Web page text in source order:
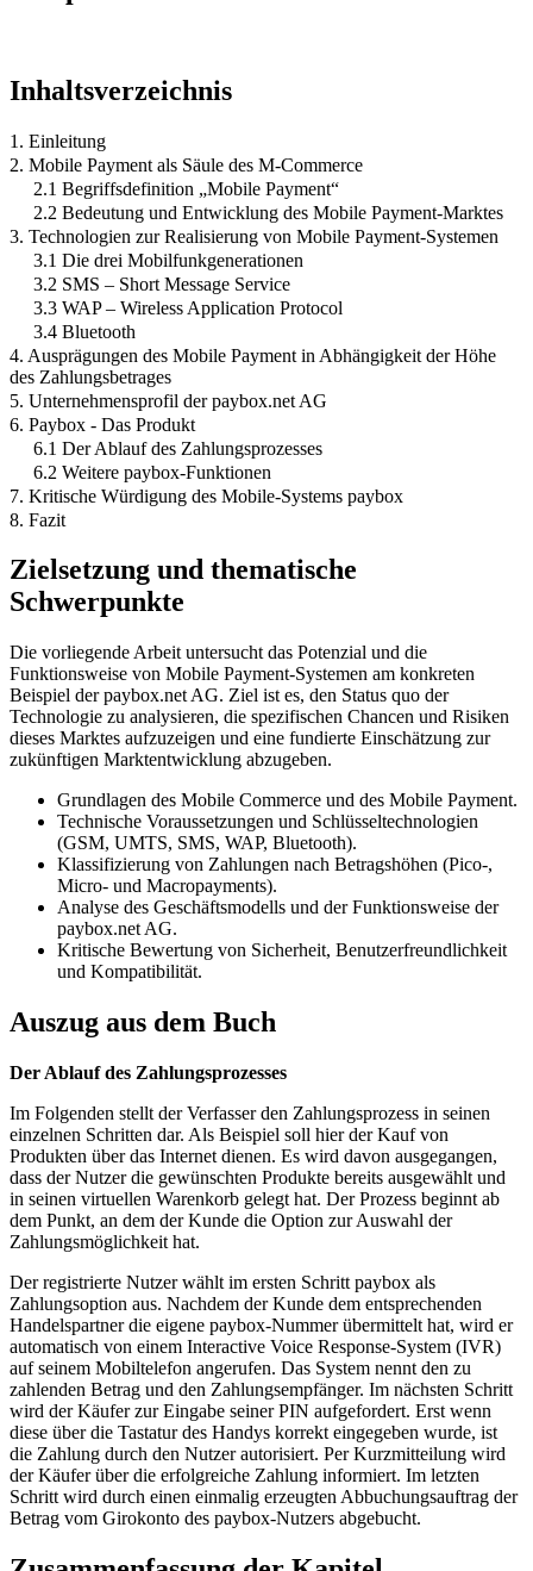
Inhaltsverzeichnis
1. Einleitung
2. Mobile Payment als Säule des M-Commerce
2.1 Begriffsdefinition „Mobile Payment“
2.2 Bedeutung und Entwicklung des Mobile Payment-Marktes
3. Technologien zur Realisierung von Mobile Payment-Systemen
3.1 Die drei Mobilfunkgenerationen
3.2 SMS – Short Message Service
3.3 WAP – Wireless Application Protocol
3.4 Bluetooth
4. Ausprägungen des Mobile Payment in Abhängigkeit der Höhe
des Zahlungsbetrages
5. Unternehmensprofil der paybox.net AG
6. Paybox - Das Produkt
6.1 Der Ablauf des Zahlungsprozesses
6.2 Weitere paybox-Funktionen
7. Kritische Würdigung des Mobile-Systems paybox
8. Fazit
Zielsetzung und thematische
Schwerpunkte
Die vorliegende Arbeit untersucht das Potenzial und die
Funktionsweise von Mobile Payment-Systemen am konkreten
Beispiel der paybox.net AG. Ziel ist es, den Status quo der
Technologie zu analysieren, die spezifischen Chancen und Risiken
dieses Marktes aufzuzeigen und eine fundierte Einschätzung zur
zukünftigen Marktentwicklung abzugeben.
Grundlagen des Mobile Commerce und des Mobile Payment.
Technische Voraussetzungen und Schlüsseltechnologien
(GSM, UMTS, SMS, WAP, Bluetooth).
Klassifizierung von Zahlungen nach Betragshöhen (Pico-,
Micro- und Macropayments).
Analyse des Geschäftsmodells und der Funktionsweise der
paybox.net AG.
Kritische Bewertung von Sicherheit, Benutzerfreundlichkeit
und Kompatibilität.
Auszug aus dem Buch
Der Ablauf des Zahlungsprozesses
Im Folgenden stellt der Verfasser den Zahlungsprozess in seinen
einzelnen Schritten dar. Als Beispiel soll hier der Kauf von
Produkten über das Internet dienen. Es wird davon ausgegangen,
dass der Nutzer die gewünschten Produkte bereits ausgewählt und
in seinen virtuellen Warenkorb gelegt hat. Der Prozess beginnt ab
dem Punkt, an dem der Kunde die Option zur Auswahl der
Zahlungsmöglichkeit hat.
Der registrierte Nutzer wählt im ersten Schritt paybox als
Zahlungsoption aus. Nachdem der Kunde dem entsprechenden
Handelspartner die eigene paybox-Nummer übermittelt hat, wird er
automatisch von einem Interactive Voice Response-System (IVR)
auf seinem Mobiltelefon angerufen. Das System nennt den zu
zahlenden Betrag und den Zahlungsempfänger. Im nächsten Schritt
wird der Käufer zur Eingabe seiner PIN aufgefordert. Erst wenn
diese über die Tastatur des Handys korrekt eingegeben wurde, ist
die Zahlung durch den Nutzer autorisiert. Per Kurzmitteilung wird
der Käufer über die erfolgreiche Zahlung informiert. Im letzten
Schritt wird durch einen einmalig erzeugten Abbuchungsauftrag der
Betrag vom Girokonto des paybox-Nutzers abgebucht.